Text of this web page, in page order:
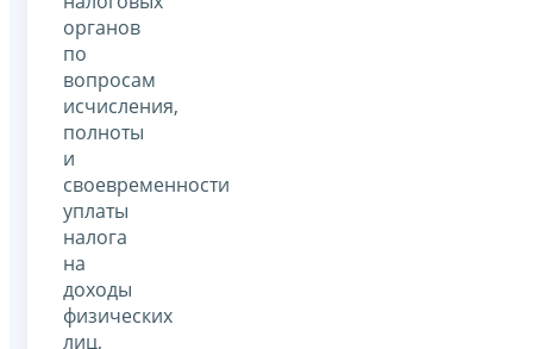
органов
по
вопросам
исчисления,
полноты
и
своевременности
уплаты
налога
на
доходы
физических
лиц,